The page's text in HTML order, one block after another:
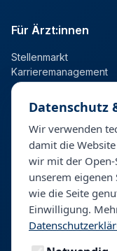
Für Ärzt:innen
Stellenmarkt
Karrieremanagement
Talentpool
Personalberatung &
Unternehmen
Datenschutz
Wir verwenden
damit die
wir mit der Open-
unserem
wie die Seite
Einwilligung.